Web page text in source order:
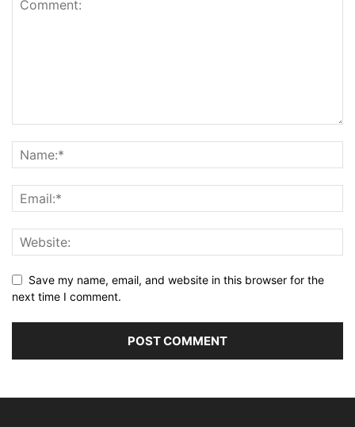
Save my name, email, and website in this browser for the
next time I comment.